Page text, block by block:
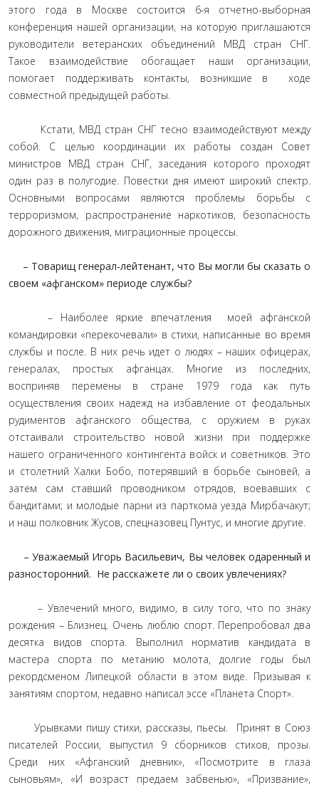
этого года в Москве состоится 6-я отчетно-выборная
конференция нашей организации, на которую приглашаются
руководители ветеранских объединений МВД стран СНГ.
Такое взаимодействие обогащает наши организации,
помогает поддерживать контакты, возникшие в ходе
совместной предыдущей работы.
Кстати, МВД стран СНГ тесно взаимодействуют между
собой. С целью координации их работы создан Совет
министров МВД стран СНГ, заседания которого проходят
один раз в полугодие. Повестки дня имеют широкий спектр.
Основными вопросами являются проблемы борьбы с
терроризмом, распространение наркотиков, безопасность
дорожного движения, миграционные процессы.
– Товарищ генерал-лейтенант, что Вы могли бы сказать о
своем «афганском» периоде службы?
– Наиболее яркие впечатления моей афганской
командировки «перекочевали» в стихи, написанные во время
службы и после. В них речь идет о людях – наших офицерах,
генералах, простых афганцах. Многие из последних,
восприняв перемены в стране 1979 года как путь
осуществления своих надежд на избавление от феодальных
рудиментов афганского общества, с оружием в руках
отстаивали строительство новой жизни при поддержке
нашего ограниченного контингента войск и советников. Это
и столетний Халки Бобо, потерявший в борьбе сыновей, а
затем сам ставший проводником отрядов, воевавших с
бандитами; и молодые парни из парткома уезда Мирбачакут;
и наш полковник Жусов, спецназовец Пунтус, и многие другие.
– Уважаемый Игорь Васильевич, Вы человек одаренный и
разносторонний. Не расскажете ли о своих увлечениях?
– Увлечений много, видимо, в силу того, что по знаку
рождения – Близнец. Очень люблю спорт. Перепробовал два
десятка видов спорта. Выполнил норматив кандидата в
мастера спорта по метанию молота, долгие годы был
рекордсменом Липецкой области в этом виде. Призывая к
занятиям спортом, недавно написал эссе «Планета Спорт».
Урывками пишу стихи, рассказы, пьесы. Принят в Союз
писателей России, выпустил 9 сборников стихов, прозы.
Среди них «Афганский дневник», «Посмотрите в глаза
сыновьям», «И возраст предаем забвенью», «Призвание»,